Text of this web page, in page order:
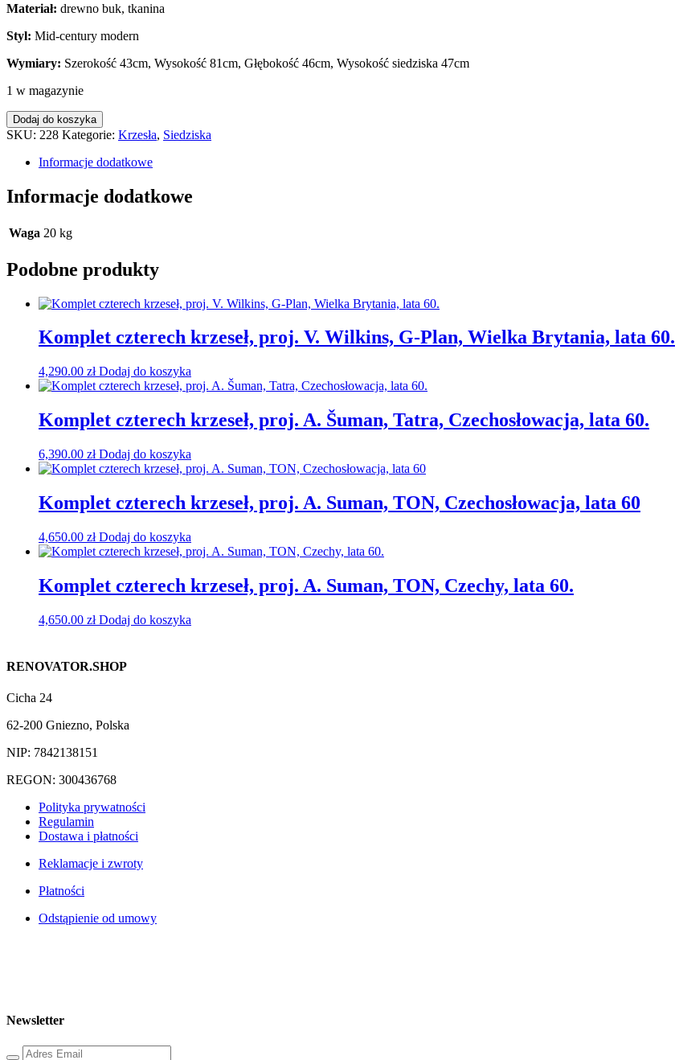
Materiał: drewno buk, tkanina
Styl: Mid-century modern
Wymiary: Szerokość 43cm, Wysokość 81cm, Głębokość 46cm, Wysokość siedziska 47cm
1 w magazynie
ilość
Komplet
krzeseł,
Nabytok,
Czechosłowacja,
60.
Dodaj do koszyka
SKU: 228 Kategorie: Krzesła, Siedziska
Informacje dodatkowe
Informacje dodatkowe
Waga 20 kg
Podobne produkty
Komplet czterech krzeseł, proj. V. Wilkins, G-Plan, Wielka Brytania, lata 60.
4,290.00 zł Dodaj do koszyka
Komplet czterech krzeseł, proj. A. Šuman, Tatra, Czechosłowacja, lata 60.
6,390.00 zł Dodaj do koszyka
Komplet czterech krzeseł, proj. A. Suman, TON, Czechosłowacja, lata 60
4,650.00 zł Dodaj do koszyka
Komplet czterech krzeseł, proj. A. Suman, TON, Czechy, lata 60.
4,650.00 zł Dodaj do koszyka
RENOVATOR.SHOP
Cicha 24
62-200 Gniezno, Polska
NIP: 7842138151
REGON: 300436768
Polityka prywatności
Regulamin
Dostawa i płatności
Reklamacje i zwroty
Płatności
Odstąpienie od umowy
Newsletter